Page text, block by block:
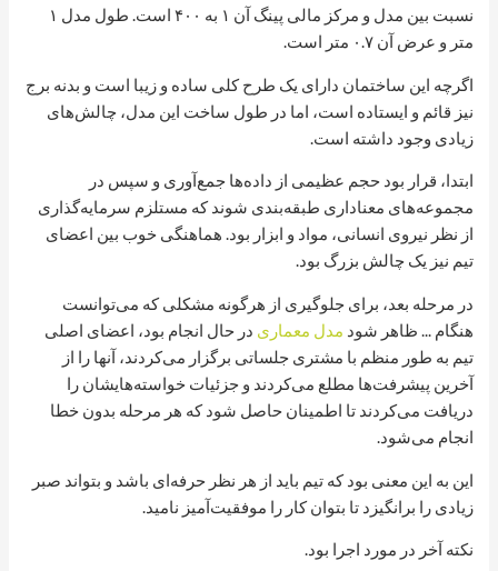
نسبت بین مدل و مرکز مالی پینگ آن ۱ به ۴۰۰ است. طول مدل ۱
متر و عرض آن ۰.۷ متر است.
اگرچه این ساختمان دارای یک طرح کلی ساده و زیبا است و بدنه برج
نیز قائم و ایستاده است، اما در طول ساخت این مدل، چالش‌های
زیادی وجود داشته است.
ابتدا، قرار بود حجم عظیمی از داده‌ها جمع‌آوری و سپس در
مجموعه‌های معناداری طبقه‌بندی شوند که مستلزم سرمایه‌گذاری
از نظر نیروی انسانی، مواد و ابزار بود. هماهنگی خوب بین اعضای
تیم نیز یک چالش بزرگ بود.
در مرحله بعد، برای جلوگیری از هرگونه مشکلی که می‌توانست
هنگام ... ظاهر شود مدل معماری در حال انجام بود، اعضای اصلی
تیم به طور منظم با مشتری جلساتی برگزار می‌کردند، آنها را از
آخرین پیشرفت‌ها مطلع می‌کردند و جزئیات خواسته‌هایشان را
دریافت می‌کردند تا اطمینان حاصل شود که هر مرحله بدون خطا
انجام می‌شود.
این به این معنی بود که تیم باید از هر نظر حرفه‌ای باشد و بتواند صبر
زیادی را برانگیزد تا بتوان کار را موفقیت‌آمیز نامید.
نکته آخر در مورد اجرا بود.